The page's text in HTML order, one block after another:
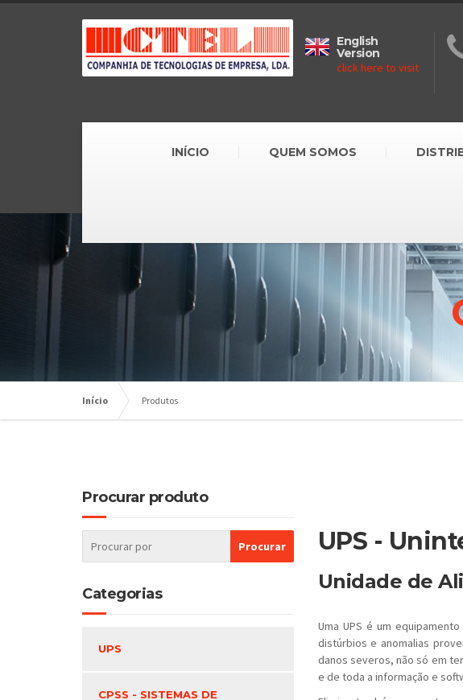
English
Version
click here to visit
INÍCIO QUEM SOMOS
Início Produtos
UPS -
Unidade de
Uma UPS é um
distúrbios e anomalias
danos severos, não só em
e de toda a informação e
Procurar produto
Categorias
UPS
CPSS - SISTEMAS DE